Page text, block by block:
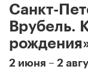
Санкт-
Врубель.
2 июня – 2